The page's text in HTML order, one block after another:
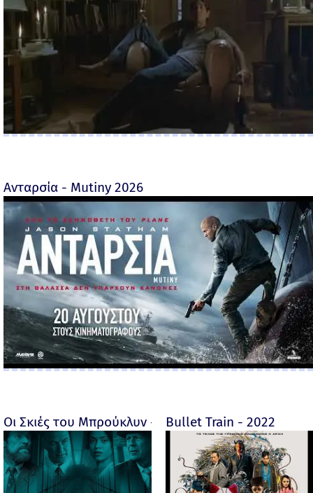
Ανταρσία - Mutiny 2026
Οι Σκιές του Μπρούκλυν - Motherless Brooklyn -
Bullet Train - 2022